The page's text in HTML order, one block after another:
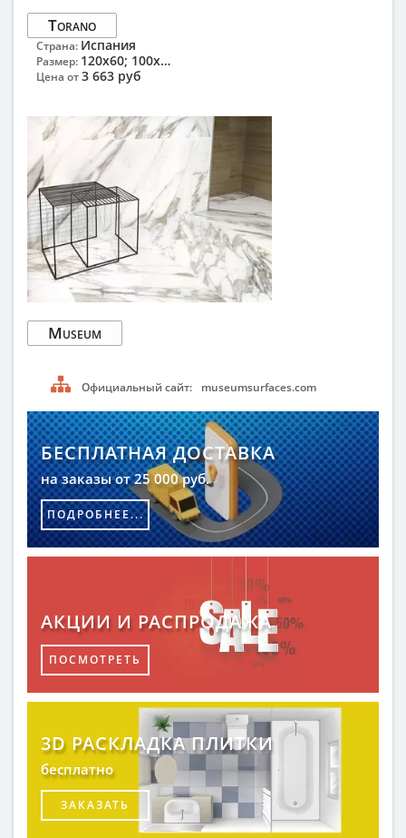
Torano
Страна: Испания
Размер: 120x60; 100x33.3
Цена от3 663 руб
Museum
Официальный сайт: museumsurfaces.com
БЕСПЛАТНАЯ ДОСТАВКА
на заказы от 25 000 руб.
ПОДРОБНЕЕ...
АКЦИИ И РАСПРОДАЖА
ПОСМОТРЕТЬ
3D РАСКЛАДКА ПЛИТКИ
бесплатно
ЗАКАЗАТЬ